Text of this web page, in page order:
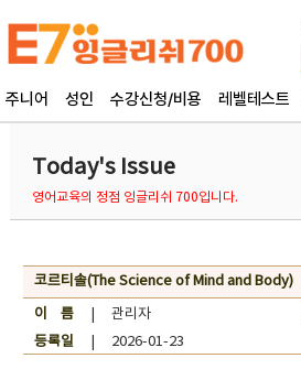
주니어 성인 수강신청/비용 레벨테스트
Today's Issue
영어교육의 정점 잉글리쉬 700입니다.
코르티솔(The Science of Mind and Body)
이 름| 관리자
등록일| 2026-01-23